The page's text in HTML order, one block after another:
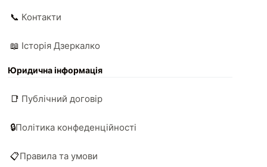
📞 Контакти
📖 Історія Дзеркалко
Юридична інформація
📑 Публічний договір
🔒Політика конфеденційності
📋Правила та умови